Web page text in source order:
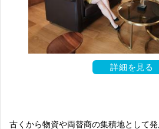
詳細を見る
古くから物資や両替商の集積地として